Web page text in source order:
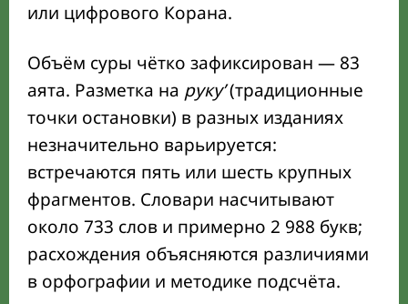
или цифрового Корана.
Объём суры чётко зафиксирован — 83
аята. Разметка на рукуʼ(традиционные
точки остановки) в разных изданиях
незначительно варьируется:
встречаются пять или шесть крупных
фрагментов. Словари насчитывают
около 733 слов и примерно 2 988 букв;
расхождения объясняются различиями
в орфографии и методике подсчёта.